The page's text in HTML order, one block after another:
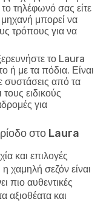
το τηλέφωνό σας είτε
μπορεί να
τρόπους για να
το Laura
ή με τα πόδια. Είναι
συστάσεις από τα
τους ειδικούς
για
στο Laura
και επιλογές
χαμηλή σεζόν είναι
πιο αυθεντικές
αξιοθέατα και